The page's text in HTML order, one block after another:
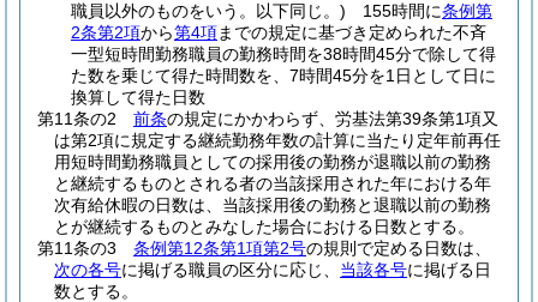
職員以外のものをいう。以下同じ。) 155時間に条例第
2条第2項から第4項までの規定に基づき定められた不斉
一型短時間勤務職員の勤務時間を38時間45分で除して得
た数を乗じて得た時間数を、7時間45分を1日として日に
換算して得た日数
第11条の2
前条の規定にかかわらず、労基法第39条第1項又
は第2項に規定する継続勤務年数の計算に当たり定年前再任
用短時間勤務職員としての採用後の勤務が退職以前の勤務
と継続するものとされる者の当該採用された年における年
次有給休暇の日数は、当該採用後の勤務と退職以前の勤務
とが継続するものとみなした場合における日数とする。
第11条の3
条例第12条第1項第2号の規則で定める日数は、
次の各号に掲げる職員の区分に応じ、 当該各号に掲げる日
数とする。